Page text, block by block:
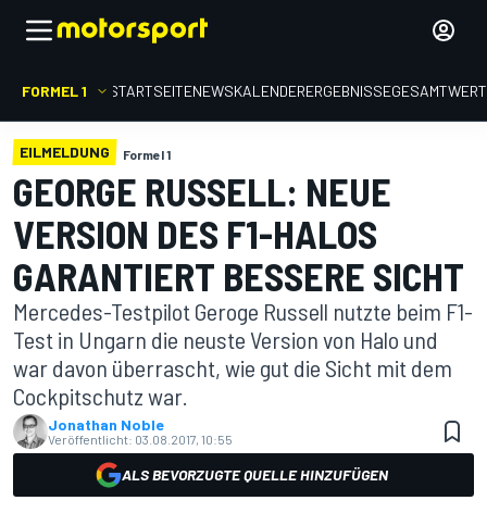
FORMEL 1 STARTSEITENEWSKALENDERERGEBNISSE
EILMELDUNG Formel 1
GEORGE RUSSELL: NEUE
VERSION DES F1-HALOS
GARANTIERT BESSERE SICHT
Mercedes-Testpilot Geroge Russell nutzte beim F1-
Test in Ungarn die neuste Version von Halo und
war davon überrascht, wie gut die Sicht mit dem
Cockpitschutz war.
Jonathan Noble
Veröffentlicht: 03.08.2017, 10:55
ALS BEVORZUGTE QUELLE HINZUFÜGEN